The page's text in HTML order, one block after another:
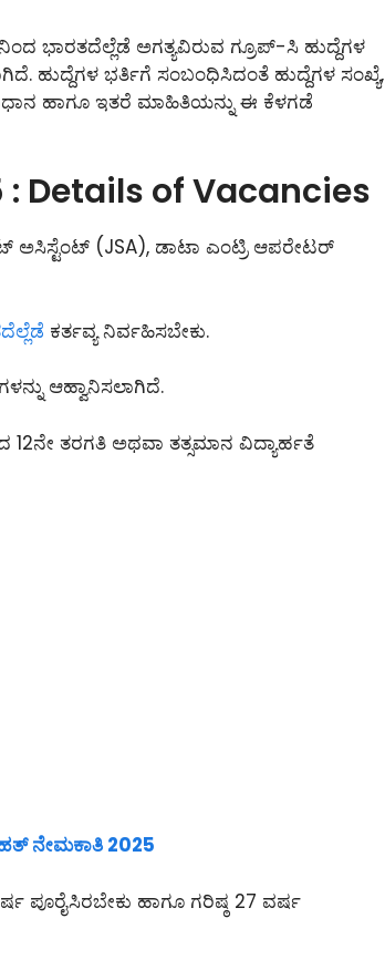
ಭಾರತದೆಲ್ಲೆಡೆ ಅಗತ್ಯವಿರುವ ಗ್ರೂಪ್-ಸಿ ಹುದ್ದೆಗಳ
ಹುದ್ದೆಗಳ ಭರ್ತಿಗೆ ಸಂಬಂಧಿಸಿದಂತೆ ಹುದ್ದೆಗಳ ಸಂಖ್ಯೆ,
ಹಾಗೂ ಇತರೆ ಮಾಹಿತಿಯನ್ನು ಈ ಕೆಳಗಡೆ
: Details of Vacancies
(JSA), ಡಾಟಾ ಎಂಟ್ರಿ ಆಪರೇಟರ್
ಕರ್ತವ್ಯ ನಿರ್ವಹಿಸಬೇಕು.
ಆಹ್ವಾನಿಸಲಾಗಿದೆ.
12ನೇ ತರಗತಿ ಅಥವಾ ತತ್ಸಮಾನ ವಿದ್ಯಾರ್ಹತೆ
ನೇಮಕಾತಿ 2025
ಪೂರೈಸಿರಬೇಕು ಹಾಗೂ ಗರಿಷ್ಠ 27 ವರ್ಷ